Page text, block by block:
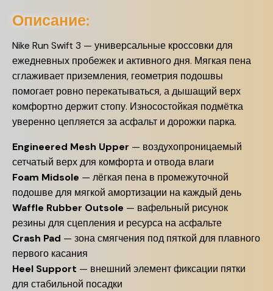
Описание:
Nike Run Swift 3 — универсальные кроссовки для
ежедневных пробежек и активного дня. Мягкая пена
сглаживает приземления, геометрия подошвы
помогает ровно перекатываться, а дышащий верх
комфортно держит стопу. Износостойкая подмётка
уверенно цепляется за асфальт и дорожки парка.
Engineered Mesh Upper — воздухопроницаемый
сетчатый верх для комфорта и отвода влаги
Foam Midsole — лёгкая пена в промежуточной
подошве для мягкой амортизации на каждый день
Waffle Rubber Outsole — вафельный рисунок
резины для сцепления и ресурса на асфальте
Crash Pad — зона смягчения под пяткой для плавного
первого касания
Heel Support — внешний элемент фиксации пятки
для стабильной посадки